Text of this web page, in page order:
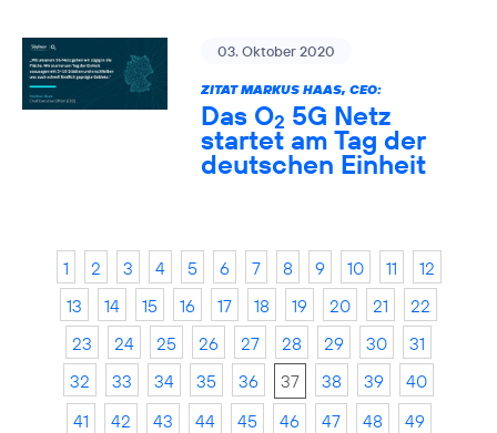
03. Oktober 2020
ZITAT MARKUS HAAS, CEO:
Das O2 5G Netz
startet am Tag der
deutschen Einheit
1 2 3 4 5 6 7 8 9 10 11
12
13
14 15 16 17 18 19 20 21
22
23
24 25 26 27 28 29 30
31
32
33 34 35 36 37 38 39
40
41
42 43 44 45 46 47 48
49